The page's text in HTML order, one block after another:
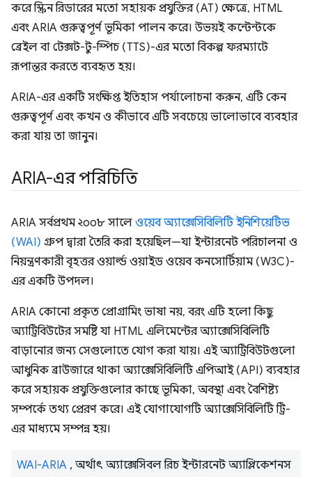
করে স্ক্রিন রিডারের মতো সহায়ক প্রযুক্তির (AT) ক্ষেত্রে, HTML
এবং ARIA গুরুত্বপূর্ণ ভূমিকা পালন করে। উভয়ই কন্টেন্টকে
ব্রেইল বা টেক্সট-টু-স্পিচ (TTS)-এর মতো বিকল্প ফরম্যাটে
রূপান্তর করতে ব্যবহৃত হয়।
ARIA-এর একটি সংক্ষিপ্ত ইতিহাস পর্যালোচনা করুন, এটি কেন
গুরুত্বপূর্ণ এবং কখন ও কীভাবে এটি সবচেয়ে ভালোভাবে ব্যবহার
করা যায় তা জানুন।
ARIA-এর পরিচিতি
ARIA সর্বপ্রথম ২০০৮ সালে ওয়েব অ্যাক্সেসিবিলিটি ইনিশিয়েটিভ
(WAI) গ্রুপ দ্বারা তৈরি করা হয়েছিল—যা ইন্টারনেট পরিচালনা ও
নিয়ন্ত্রণকারী বৃহত্তর ওয়ার্ল্ড ওয়াইড ওয়েব কনসোর্টিয়াম (W3C)-
এর একটি উপদল।
ARIA কোনো প্রকৃত প্রোগ্রামিং ভাষা নয়, বরং এটি হলো কিছু
অ্যাট্রিবিউটের সমষ্টি যা HTML এলিমেন্টের অ্যাক্সেসিবিলিটি
বাড়ানোর জন্য সেগুলোতে যোগ করা যায়। এই অ্যাট্রিবিউটগুলো
আধুনিক ব্রাউজারে থাকা অ্যাক্সেসিবিলিটি এপিআই (API) ব্যবহার
করে সহায়ক প্রযুক্তিগুলোর কাছে ভূমিকা, অবস্থা এবং বৈশিষ্ট্য
সম্পর্কে তথ্য প্রেরণ করে। এই যোগাযোগটি অ্যাক্সেসিবিলিটি ট্রি-
এর মাধ্যমে সম্পন্ন হয়।
WAI-ARIA , অর্থাৎ অ্যাক্সেসিবল রিচ ইন্টারনেট অ্যাপ্লিকেশনস